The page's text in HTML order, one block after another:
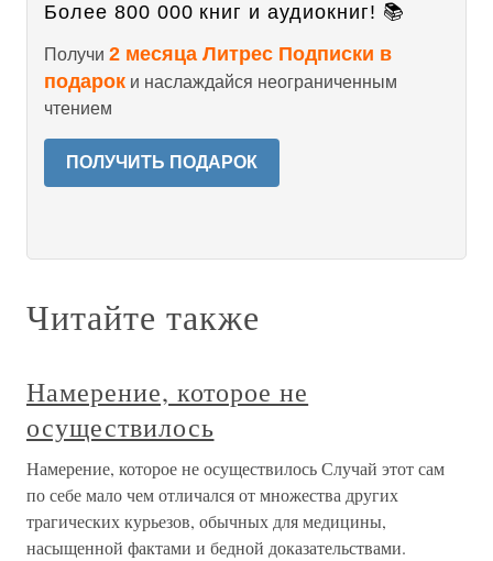
Более 800 000 книг и аудиокниг! 📚
Получи 2 месяца Литрес Подписки в
подарок и наслаждайся неограниченным
чтением
ПОЛУЧИТЬ ПОДАРОК
Читайте также
Намерение, которое не
осуществилось
Намерение, которое не осуществилось Случай этот сам
по себе мало чем отличался от множества других
трагических курьезов, обычных для медицины,
насыщенной фактами и бедной доказательствами.